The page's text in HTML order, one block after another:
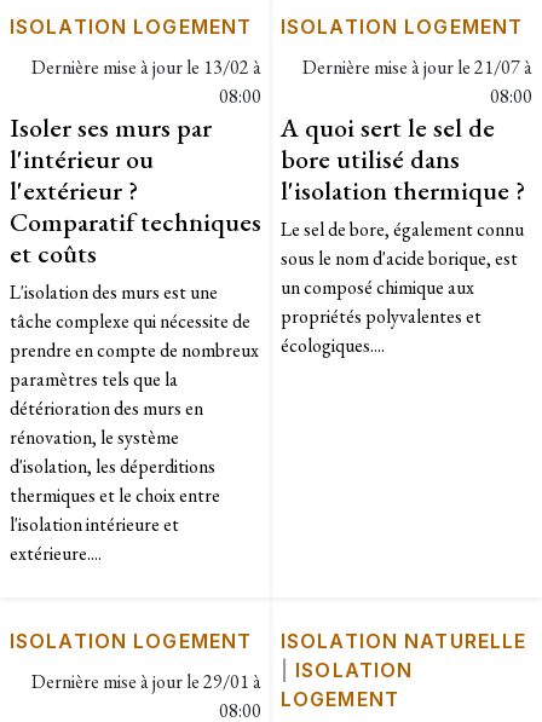
ISOLATION LOGEMENT
Dernière mise à jour le 13/02 à
08:00
Isoler ses murs par
l'intérieur ou
l'extérieur ?
Comparatif techniques
et coûts
L'isolation des murs est une
tâche complexe qui nécessite de
prendre en compte de nombreux
paramètres tels que la
détérioration des murs en
rénovation, le système
d'isolation, les déperditions
thermiques et le choix entre
l'isolation intérieure et
extérieure....
ISOLATION LOGEMENT
Dernière mise à jour le21/07 à
08:00
A quoi sert le sel de
bore utilisé dans
l'isolation thermique ?
Le sel de bore, également connu
sous le nom d'acide borique, est
un composé chimique aux
propriétés polyvalentes et
écologiques....
ISOLATION LOGEMENT
Dernière mise à jour le29/01 à
08:00
ISOLATION NATURELLE
ISOLATION
LOGEMENT